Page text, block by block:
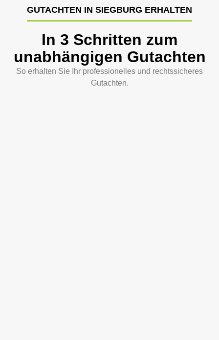
GUTACHTEN IN SIEGBURG ERHALTEN
In 3 Schritten zum
unabhängigen Gutachten
So erhalten Sie Ihr professionelles und rechtssicheres
Gutachten.